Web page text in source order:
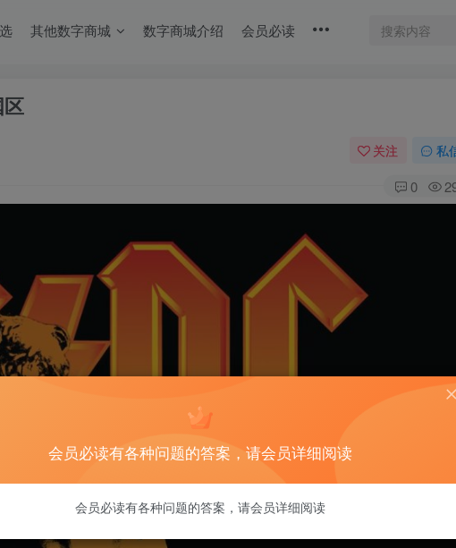
其他数字商城 数字商城介绍 会员必读
关注 私
0
会员必读有各种问题的答案，请会员详细阅读
会员必读有各种问题的答案，请会员详细阅读